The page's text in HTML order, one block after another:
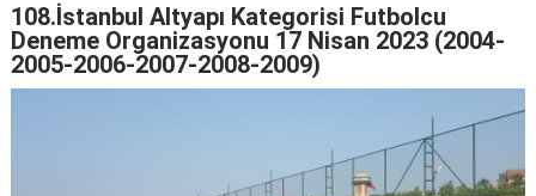
108.İstanbul Altyapı Kategorisi Futbolcu
Deneme Organizasyonu 17 Nisan 2023 (2004-
2005-2006-2007-2008-2009)